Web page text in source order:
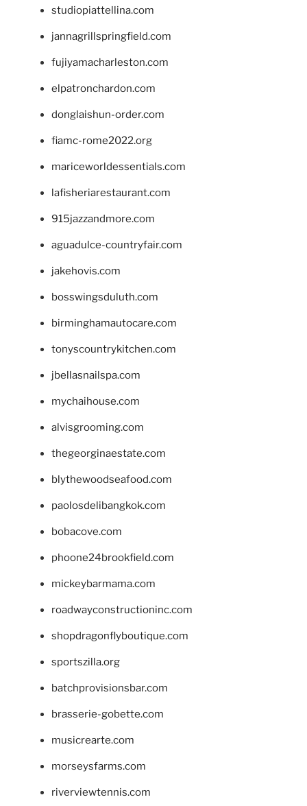
studiopiattellina.com
jannagrillspringfield.com
fujiyamacharleston.com
elpatronchardon.com
donglaishun-order.com
fiamc-rome2022.org
mariceworldessentials.com
lafisheriarestaurant.com
915jazzandmore.com
aguadulce-countryfair.com
jakehovis.com
bosswingsduluth.com
birminghamautocare.com
tonyscountrykitchen.com
jbellasnailspa.com
mychaihouse.com
alvisgrooming.com
thegeorginaestate.com
blythewoodseafood.com
paolosdelibangkok.com
bobacove.com
phoone24brookfield.com
mickeybarmama.com
roadwayconstructioninc.com
shopdragonflyboutique.com
sportszilla.org
batchprovisionsbar.com
brasserie-gobette.com
musicrearte.com
morseysfarms.com
riverviewtennis.com